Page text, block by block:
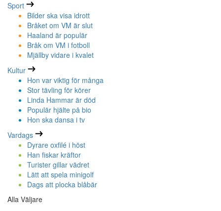
Sport
Bilder ska visa idrott
Bråket om VM är slut
Haaland är populär
Bråk om VM i fotboll
Mjällby vidare i kvalet
Kultur
Hon var viktig för många
Stor tävling för körer
Linda Hammar är död
Populär hjälte på bio
Hon ska dansa i tv
Vardags
Dyrare oxfilé i höst
Han fiskar kräftor
Turister gillar vädret
Lätt att spela minigolf
Dags att plocka blåbär
Alla Väljare